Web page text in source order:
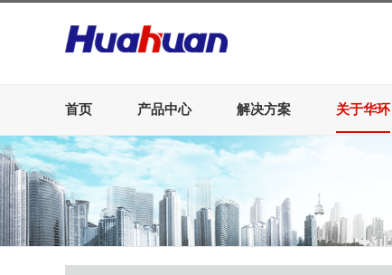
首页 产品中心 解决方案 关于华环